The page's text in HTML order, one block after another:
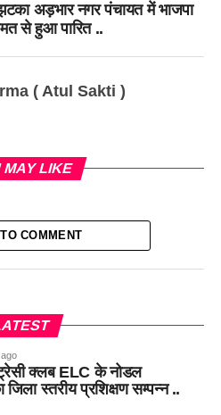
अड़भार नगर पंचायत में भाजपा
से हुआ पारित ..
( Atul Sakti )
MAY LIKE
COMMENT
क्लब ELC के नोडल
जिला स्तरीय प्रशिक्षण सम्पन्न ..